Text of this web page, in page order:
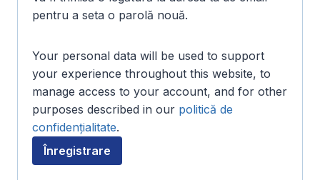
i
a
o
r
i
pentru a seta o parolă nouă.
Your personal data will be used to support
your experience throughout this website, to
manage access to your account, and for other
purposes described in our politică de
confidențialitate.
Înregistrare